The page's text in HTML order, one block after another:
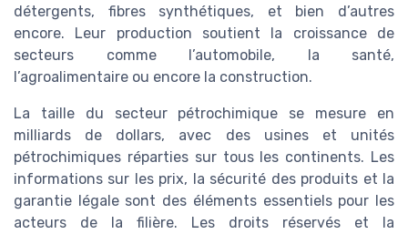
détergents, fibres synthétiques, et bien d’autres
encore. Leur production soutient la croissance de
secteurs comme l’automobile, la santé,
l’agroalimentaire ou encore la construction.
La taille du secteur pétrochimique se mesure en
milliards de dollars, avec des usines et unités
pétrochimiques réparties sur tous les continents. Les
informations sur les prix, la sécurité des produits et la
garantie légale sont des éléments essentiels pour les
acteurs de la filière. Les droits réservés et la